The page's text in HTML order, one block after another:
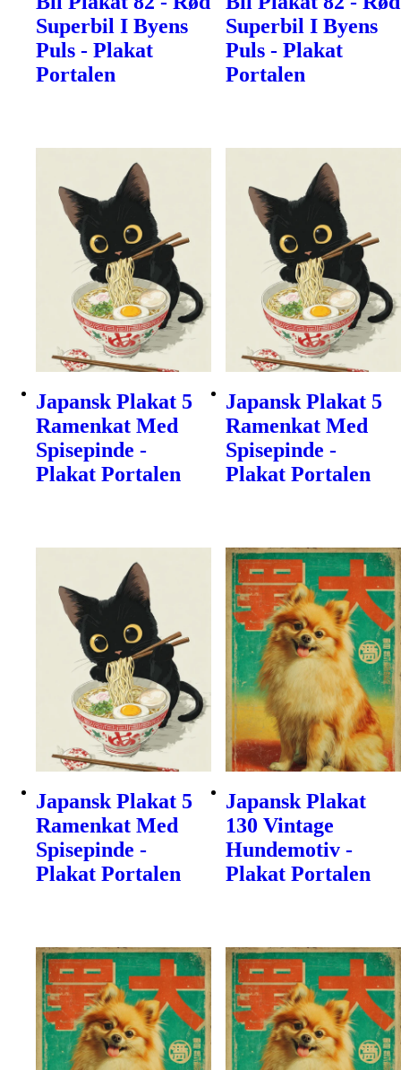
Superbil I Byens
Puls - Plakat
Portalen
Superbil I Byens
Puls - Plakat
Portalen
Japansk Plakat 5
Ramenkat Med
Spisepinde -
Plakat Portalen
Japansk Plakat 5
Ramenkat Med
Spisepinde -
Plakat Portalen
Japansk Plakat 5
Ramenkat Med
Spisepinde -
Plakat Portalen
Japansk Plakat
130 Vintage
Hundemotiv -
Plakat Portalen